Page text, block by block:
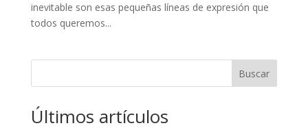
inevitable son esas pequeñas líneas de expresión que
todos queremos...
Buscar
Últimos artículos